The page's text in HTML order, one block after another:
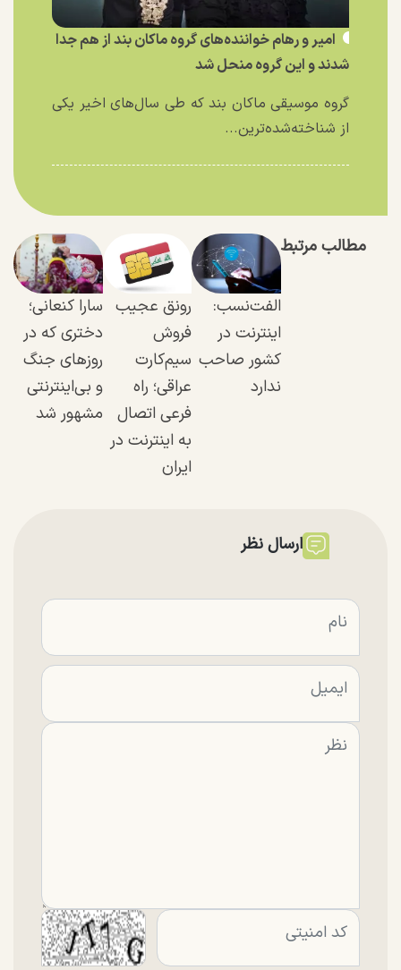
امیر و رهام خواننده‌های گروه ماکان بند از هم جدا
شدند و این گروه منحل شد
گروه موسیقی ماکان بند که طی سال‌های اخیر یکی
از شناخته‌شده‌ترین...
مطالب مرتبط
الفت‌نسب:
اینترنت در
کشور صاحب
ندارد
رونق عجیب
فروش
سیم‌کارت
عراقی؛ راه
فرعی اتصال
به اینترنت در
ایران
سارا کنعانی؛
دختری که در
روزهای جنگ
و بی‌اینترنتی
مشهور شد
ارسال نظر